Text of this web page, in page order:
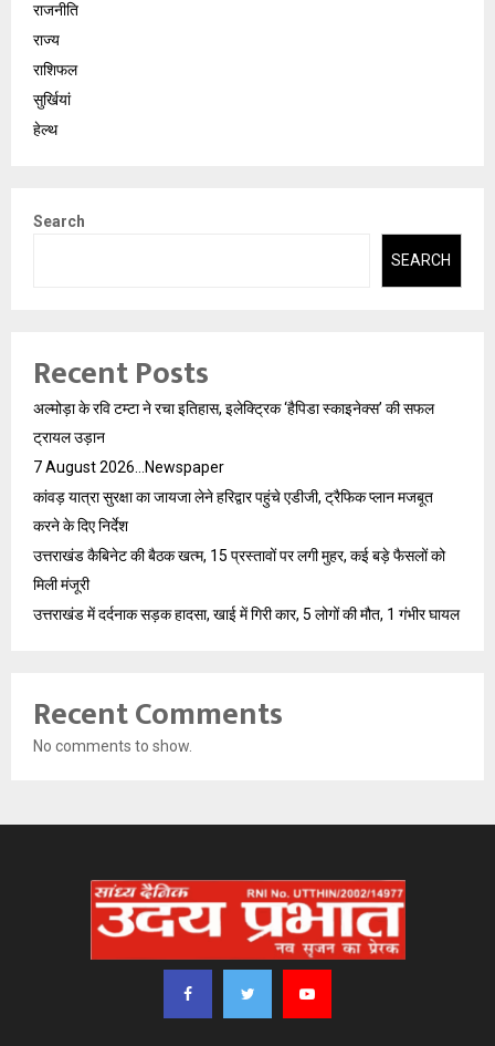
राजनीति
राज्य
राशिफल
सुर्खियां
हेल्थ
Search
SEARCH
Recent Posts
अल्मोड़ा के रवि टम्टा ने रचा इतिहास, इलेक्ट्रिक ‘हैपिडा स्काइनेक्स’ की सफल
ट्रायल उड़ान
7 August 2026…Newspaper
कांवड़ यात्रा सुरक्षा का जायजा लेने हरिद्वार पहुंचे एडीजी, ट्रैफिक प्लान मजबूत
करने के दिए निर्देश
उत्तराखंड कैबिनेट की बैठक खत्म, 15 प्रस्तावों पर लगी मुहर, कई बड़े फैसलों को
मिली मंजूरी
उत्तराखंड में दर्दनाक सड़क हादसा, खाई में गिरी कार, 5 लोगों की मौत, 1 गंभीर घायल
Recent Comments
No comments to show.